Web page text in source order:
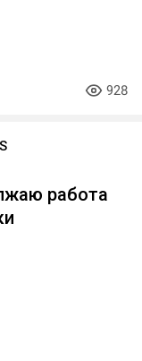
928
работа